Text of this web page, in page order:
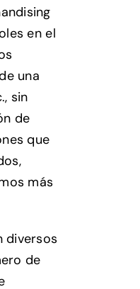
en el
una
sin
de
que
más
diversos
de